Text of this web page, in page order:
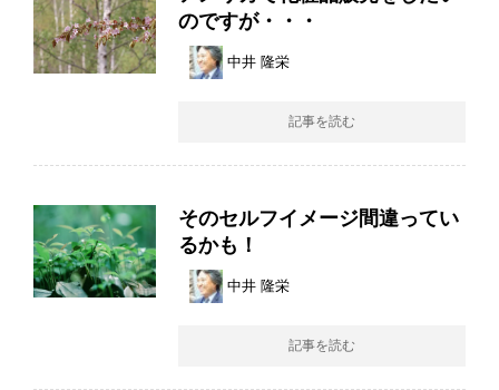
のですが・・・
中井 隆栄
記事を読む
そのセルフイメージ間違ってい
るかも！
中井 隆栄
記事を読む